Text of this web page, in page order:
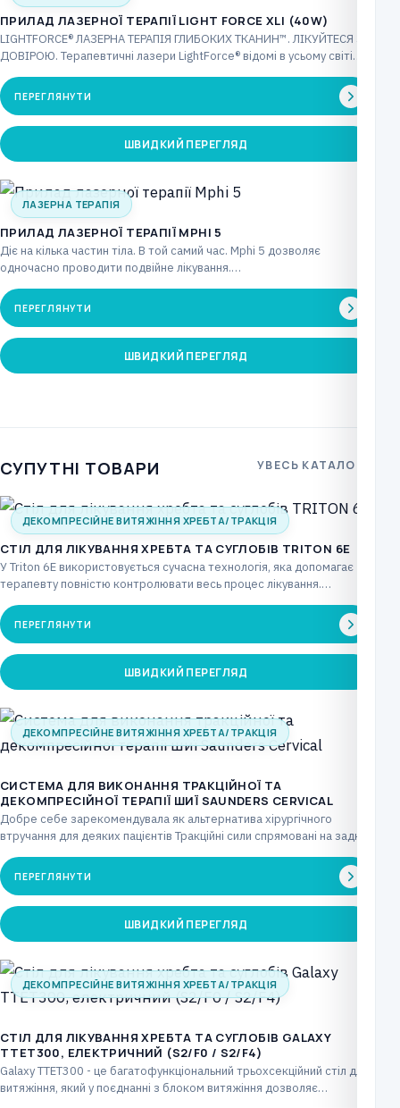
ПРИЛАД ЛАЗЕРНОЇ ТЕРАПІЇ LIGHT FORCE XLI (40W)
LIGHTFORCE® ЛАЗЕРНА ТЕРАПІЯ ГЛИБОКИХ ТКАНИН™. ЛІКУЙТЕСЯ З
ДОВІРОЮ. Терапевтичні лазери LightForce® відомі в усьому світі
ПЕРЕГЛЯНУТИ
ШВИДКИЙ ПЕРЕГЛЯД
ЛАЗЕРНА ТЕРАПІЯ
ПРИЛАД ЛАЗЕРНОЇ ТЕРАПІЇ MPHI 5
Діє на кілька частин тіла. В той самий час. Mphi 5 дозволяє
одночасно проводити подвійне лікування.…
ПЕРЕГЛЯНУТИ
ШВИДКИЙ ПЕРЕГЛЯД
СУПУТНІ ТОВАРИ УВЕСЬ КАТАЛОГ
ДЕКОМПРЕСІЙНЕ ВИТЯЖІННЯ ХРЕБТА/ТРАКЦІЯ
CТІЛ ДЛЯ ЛІКУВАННЯ ХРЕБТА ТА СУГЛОБІВ TRITON 6E
У Triton 6E використовується сучасна технологія, яка допомагає
терапевту повністю контролювати весь процес лікування.
ПЕРЕГЛЯНУТИ
ШВИДКИЙ ПЕРЕГЛЯД
ДЕКОМПРЕСІЙНЕ ВИТЯЖІННЯ ХРЕБТА/ТРАКЦІЯ
СИСТЕМА ДЛЯ ВИКОНАННЯ ТРАКЦІЙНОЇ ТА
ДЕКОМПРЕСІЙНОЇ ТЕРАПІЇ ШИЇ SAUNDERS CERVICAL
Добре себе зарекомендувала як альтернатива хірургічного
втручання для деяких пацієнтів Тракційні сили спрямовані на задню
ПЕРЕГЛЯНУТИ
ШВИДКИЙ ПЕРЕГЛЯД
ДЕКОМПРЕСІЙНЕ ВИТЯЖІННЯ ХРЕБТА/ТРАКЦІЯ
CТІЛ ДЛЯ ЛІКУВАННЯ ХРЕБТА ТА СУГЛОБІВ GALAXY
TTET300, ЕЛЕКТРИЧНИЙ (S2/F0 / S2/F4)
Galaxy TTET300 - це багатофункціональний трьохсекційний стіл для
витяжіння, який у поєднанні з блоком витяжіння дозволяє…